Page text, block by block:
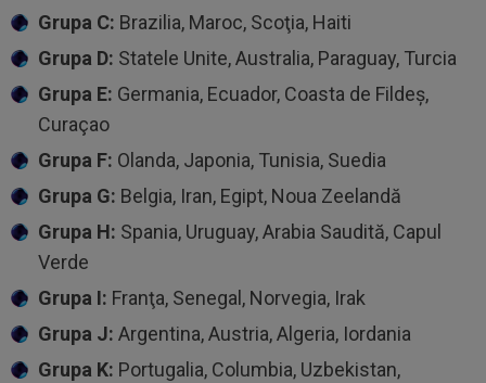
Grupa C: Brazilia, Maroc, Scoţia, Haiti
Grupa D: Statele Unite, Australia, Paraguay, Turcia
Grupa E: Germania, Ecuador, Coasta de Fildeş,
Curaçao
Grupa F: Olanda, Japonia, Tunisia, Suedia
Grupa G: Belgia, Iran, Egipt, Noua Zeelandă
Grupa H: Spania, Uruguay, Arabia Saudită, Capul
Verde
Grupa I: Franţa, Senegal, Norvegia, Irak
Grupa J: Argentina, Austria, Algeria, Iordania
Grupa K: Portugalia, Columbia, Uzbekistan,